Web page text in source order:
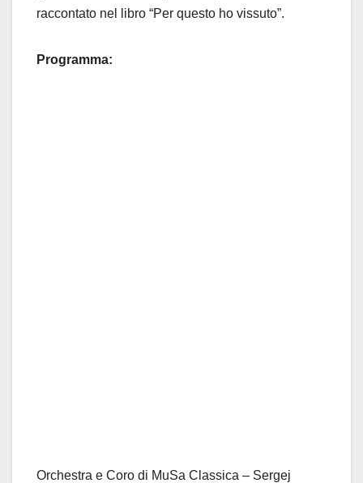
raccontato nel libro “Per questo ho vissuto”.
Programma:
Orchestra e Coro di MuSa Classica – Sergej